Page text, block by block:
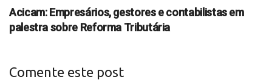
Acicam: Empresários, gestores e contabilistas em
palestra sobre Reforma Tributária
Comente este post